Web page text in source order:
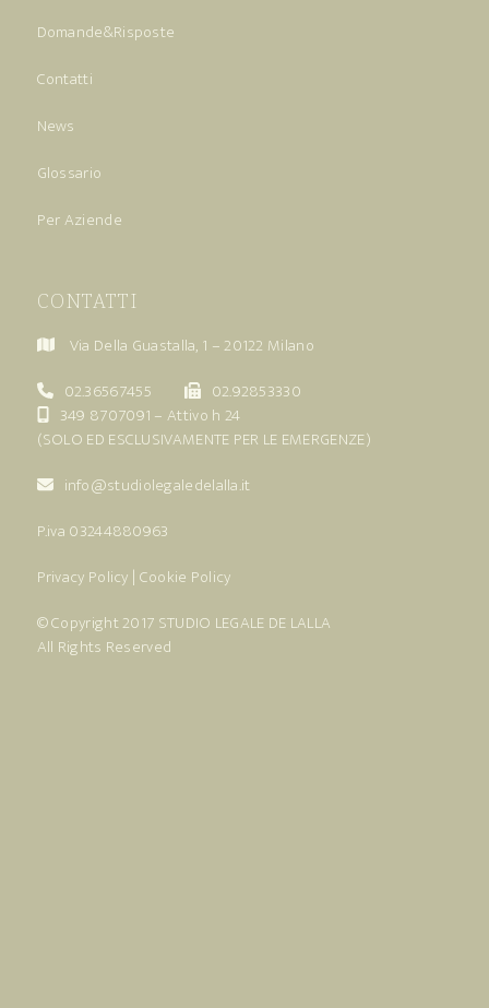
Domande&Risposte
Contatti
News
Glossario
Per Aziende
CONTATTI
Via Della Guastalla, 1 – 20122 Milano
02.36567455
02.92853330
349 8707091 – Attivo h 24
(SOLO ED ESCLUSIVAMENTE PER LE EMERGENZE)
info@studiolegaledelalla.it
P.iva 03244880963
Privacy Policy | Cookie Policy
© Copyright 2017 STUDIO LEGALE DE LALLA
All Rights Reserved